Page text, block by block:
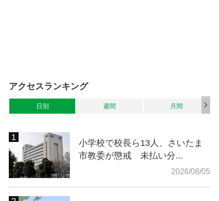
アクセスランキング
日別 週間 月間
小学校で校長ら13人、さいたま
市教委が懲戒 未払い分...
2026/08/05